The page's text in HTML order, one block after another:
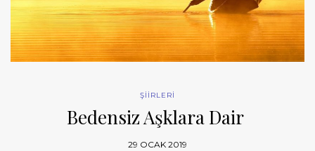
ŞİİRLERİ
Bedensiz Aşklara Dair
29 OCAK 2019